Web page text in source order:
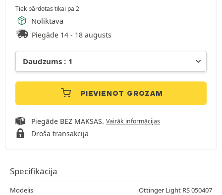
Tiek pārdotas tikai pa 2
Noliktavā
Piegāde 14 - 18 augusts
PIEVIENOT GROZAM
Piegāde BEZ MAKSAS. Vairāk informācijas
Droša transakcija
Specifikācija
Modelis
Ottinger Light RS 050407